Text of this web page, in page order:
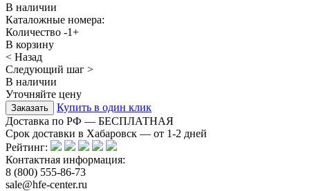
В наличии
Каталожные номера:
Количество -1+
В корзину
< Назад
Следующий шаг >
В наличии
Уточняйте цену
Купить в один клик
Доставка по РФ — БЕСПЛАТНАЯ
Срок доставки в Хабаровск — от 1-2 дней
Рейтинг:
Контактная информация:
8 (800) 555-86-73
sale@hfe-center.ru